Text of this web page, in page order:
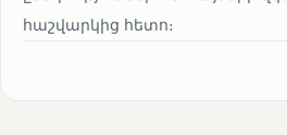
հաշվարկից հետո։